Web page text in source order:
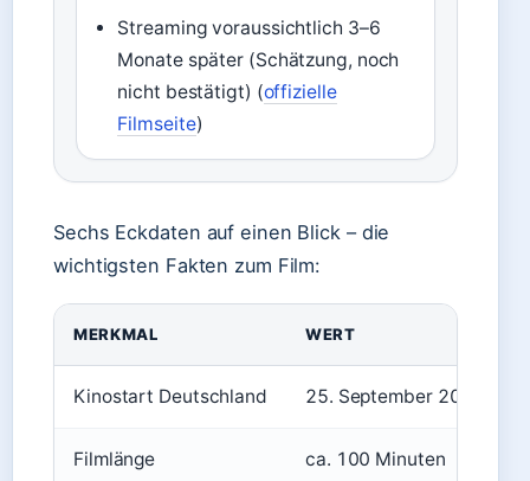
Streaming voraussichtlich 3–6
Monate später (Schätzung, noch
nicht bestätigt) (offizielle
Filmseite)
Sechs Eckdaten auf einen Blick – die
wichtigsten Fakten zum Film:
MERKMAL WERT
Kinostart Deutschland 25. September 2025
Filmlänge ca. 100 Minuten